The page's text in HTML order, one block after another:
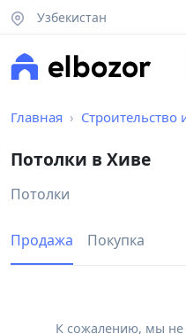
Узбекистан
Главная Строительство
Потолки в Хиве
Потолки
Продажа Покупка
К сожалению, мы не